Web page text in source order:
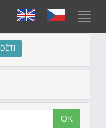
DĚTI
OK